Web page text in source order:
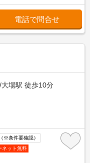
電話で問合せ
場駅 徒歩10分
※条件要確認）
ネット無料